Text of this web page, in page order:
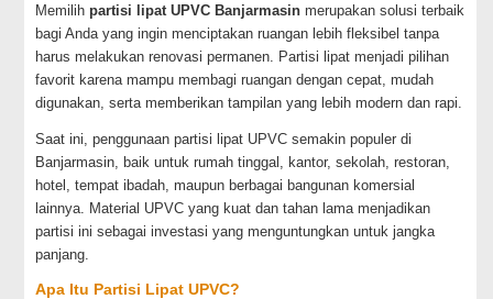
Memilihpartisi lipat UPVC Banjarmasin merupakan solusi terbaik
bagi Anda yang ingin menciptakan ruangan lebih fleksibel tanpa
harus melakukan renovasi permanen. Partisi lipat menjadi pilihan
favorit karena mampu membagi ruangan dengan cepat, mudah
digunakan, serta memberikan tampilan yang lebih modern dan rapi.
Saat ini, penggunaan partisi lipat UPVC semakin populer di
Banjarmasin, baik untuk rumah tinggal, kantor, sekolah, restoran,
hotel, tempat ibadah, maupun berbagai bangunan komersial
lainnya. Material UPVC yang kuat dan tahan lama menjadikan
partisi ini sebagai investasi yang menguntungkan untuk jangka
panjang.
Apa Itu Partisi Lipat UPVC?